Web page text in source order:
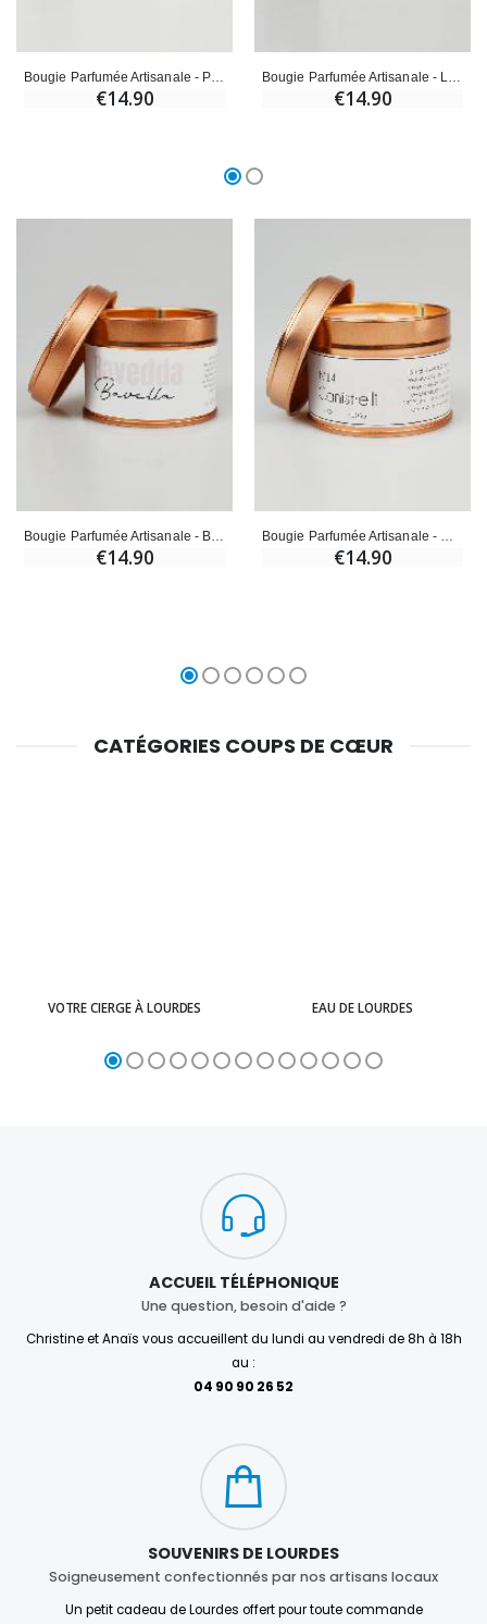
Bougie Parfumée Artisanale - Pinarello
€14.90 €14.90
Bougie Parfumée Artisanale - Bavella
€14.90 €14.90
CATÉGORIES COUPS DE CŒUR
VOTRE CIERGE À LOURDES EAU DE LOURDES
ACCUEIL TÉLÉPHONIQUE
Une question, besoin d'aide ?
Christine et Anaïs vous accueillent du lundi au vendredi de 8h à 18h
au :
04 90 90 26 52
SOUVENIRS DE LOURDES
Soigneusement confectionnés par nos artisans locaux
Un petit cadeau de Lourdes offert pour toute commande